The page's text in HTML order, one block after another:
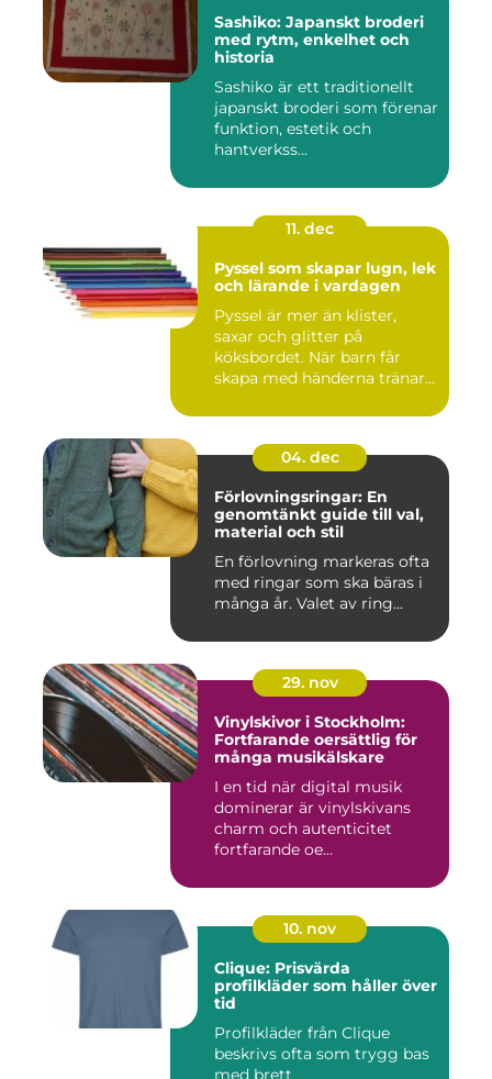
Sashiko: Japanskt broderi
med rytm, enkelhet och
historia
Sashiko är ett traditionellt
japanskt broderi som förenar
funktion, estetik och
hantverkss...
11. dec
Pyssel som skapar lugn, lek
och lärande i vardagen
Pyssel är mer än klister,
saxar och glitter på
köksbordet. När barn får
skapa med händerna tränar
04. dec
Förlovningsringar: En
genomtänkt guide till val,
material och stil
En förlovning markeras ofta
med ringar som ska bäras i
många år. Valet av ring...
29. nov
Vinylskivor i Stockholm:
Fortfarande oersättlig för
många musikälskare
I en tid när digital musik
dominerar är vinylskivans
charm och autenticitet
fortfarande oe...
10. nov
Clique: Prisvärda
profilkläder som håller över
tid
Profilkläder från Clique
beskrivs ofta som trygg bas
med brett